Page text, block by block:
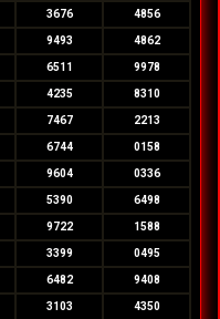
3676 4856
9493 4862
6511 9978
4235 8310
7467 2213
6744 0158
9604 0336
5390 6498
9722 1588
3399 0495
6482 9408
3103 4350